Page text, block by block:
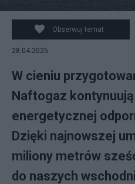
PAP/Marcin Bielecki
Obserwuj temat
28.04.2025
W cieniu
Naftogaz
energetycznej
Dzięki najnowszej
miliony metrów
do naszych